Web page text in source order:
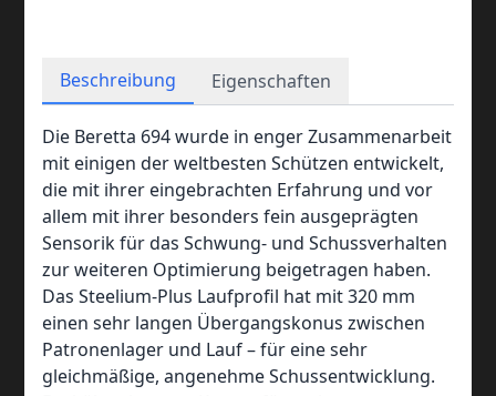
Beschreibung Eigenschaften
Die Beretta 694 wurde in enger Zusammenarbeit
mit einigen der weltbesten Schützen entwickelt,
die mit ihrer eingebrachten Erfahrung und vor
allem mit ihrer besonders fein ausgeprägten
Sensorik für das Schwung- und Schussverhalten
zur weiteren Optimierung beigetragen haben.
Das Steelium-Plus Laufprofil hat mit 320 mm
einen sehr langen Übergangskonus zwischen
Patronenlager und Lauf – für eine sehr
gleichmäßige, angenehme Schussentwicklung.